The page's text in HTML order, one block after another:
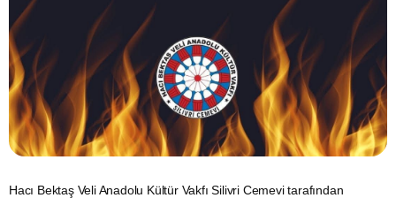
Hacı Bektaş Veli Anadolu Kültür Vakfı Silivri Cemevi tarafından